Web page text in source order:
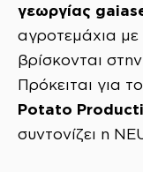
γεωργίας
αγροτεμάχια με
βρίσκονται στην
Πρόκειται για
Potato
συντονίζει η